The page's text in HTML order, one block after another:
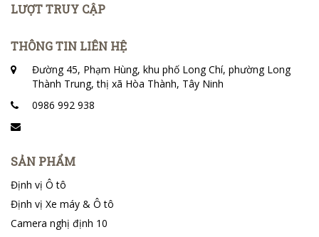
LƯỢT TRUY CẬP
THÔNG TIN LIÊN HỆ
Đường 45, Phạm Hùng, khu phố Long Chí, phường Long
Thành Trung, thị xã Hòa Thành, Tây Ninh
0986 992 938
SẢN PHẨM
Định vị Ô tô
Định vị Xe máy & Ô tô
Camera nghị định 10